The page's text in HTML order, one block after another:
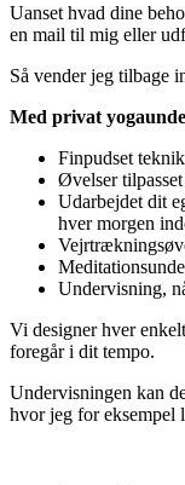
Uanset hvad dine
en mail til mig eller
Så vender jeg tilbage
Med privat
Finpudset
Øvelser
Udarbejdet dit
hver morgen
Undervisning,
Vi designer hver
foregår i dit tempo.
Undervisningen kan
hvor jeg for eksempel